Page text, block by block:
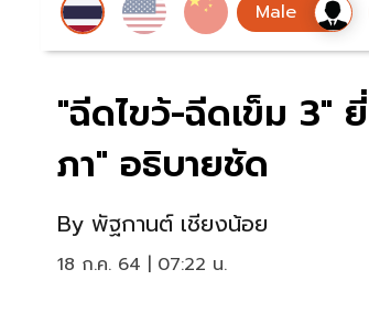
"ฉีดไขว้-ฉีดเข็ม 3"
ภา" อธิบายชัด
By พัฐกานต์ เชียงน้อย
18 ก.ค. 64 | 07:22 น.